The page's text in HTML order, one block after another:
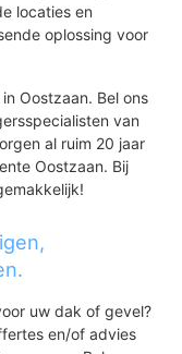
locaties en
oplossing voor
Oostzaan. Bel ons
van
al ruim 20 jaar
Oostzaan. Bij
uw dak of gevel?
en/of advies